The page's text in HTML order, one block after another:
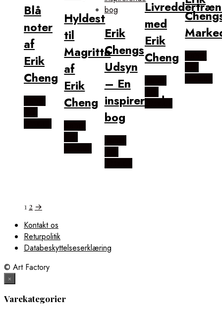
Blå
noter
af
Erik
Cheng
Hyldest
til
Magritte
af
Erik
Cheng
Erik
Chengs
Udsyn
– En
inspirerende
bog
med
Erik
Cheng
Illux.dk
1 2 →
Kontakt os
Returpolitik
Databeskyttelseserklæring
© Art Factory
×
Varekategorier